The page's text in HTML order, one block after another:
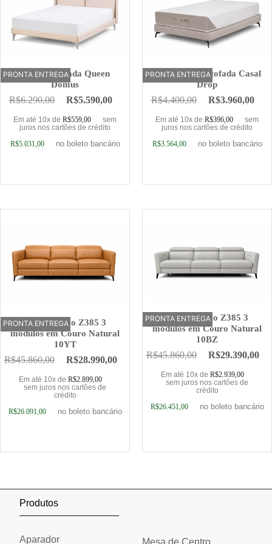
OFERTA
PRONTA ENTREGA
Cama Estofada Queen
Domus
R$6.290,00 R$5.590,00
Em até 10x de R$559,00
sem
juros nos cartões de crédito
R$5.031,00 no boleto bancário
PRONTA ENTREGA
Base Cama Estofada Casal
Drop
R$4.400,00 R$3.960,00
Em até 10x de R$396,00
sem
juros nos cartões de crédito
R$3.564,00 no boleto bancário
OFERTA
PRONTA ENTREGA
Sofá Elétrico Z385 3
módulos em Couro Natural
10YT
R$45.860,00 R$28.990,00
Em até 10x de R$2.899,00
sem juros nos cartões de
crédito
R$26.091,00 no boleto bancário
OFERTA
PRONTA ENTREGA
Sofá Elétrico Z385 3
módulos em Couro Natural
10BZ
R$45.860,00 R$29.390,00
Em até 10x de R$2.939,00
sem juros nos cartões de
crédito
R$26.451,00 no boleto bancário
Produtos
Aparador Mesa de Centro